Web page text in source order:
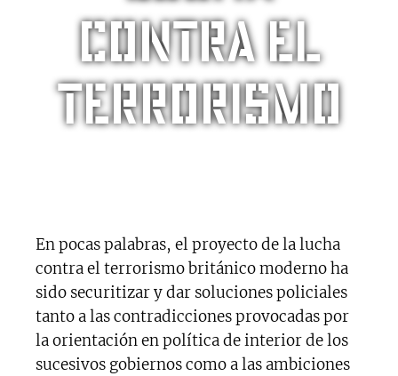
contra el
terrorismo
En pocas palabras, el proyecto de la lucha
contra el terrorismo británico moderno ha
sido securitizar y dar soluciones policiales
tanto a las contradicciones provocadas por
la orientación en política de interior de los
sucesivos gobiernos como a las ambiciones